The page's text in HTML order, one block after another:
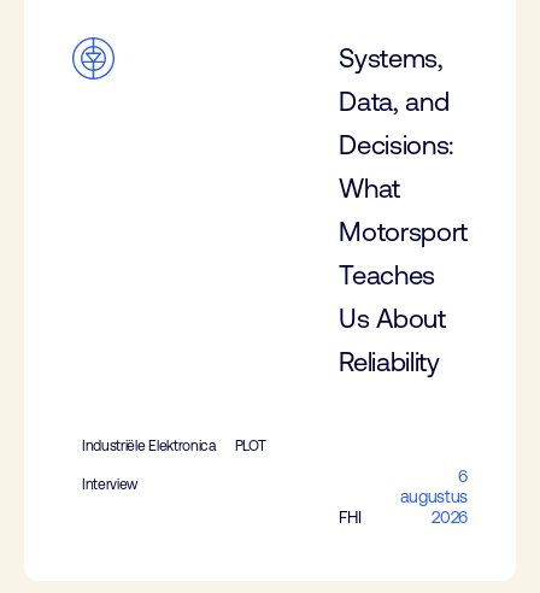
Systems,
Data, and
Decisions:
What
Motorsport
Teaches
Us About
Reliability
Industriële Elektronica PLOT
Interview
FHI
6
augustus
2026